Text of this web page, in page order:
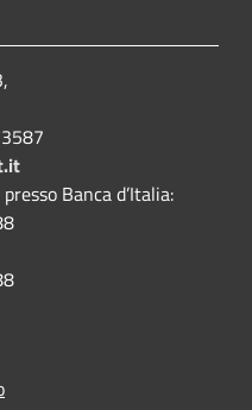
Banca d’Italia: